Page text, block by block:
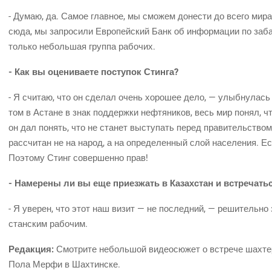
- Думаю, да. Самое глав­ное, мы смо­жем доне­сти до все­го
сюда, мы запро­си­ли Евро­пей­ский Банк об инфор­ма­ции по
толь­ко неболь­шая груп­па рабочих.
- Как вы оце­ни­ва­е­те посту­пок Стинга?
- Я счи­таю, что он сде­лал очень хоро­шее дело, —
том в Астане в знак под­держ­ки неф­тя­ни­ков, весь мир понял,
он дал понять, что не ста­нет высту­пать перед
рас­счи­тан не на народ, а на опре­де­лен­ный слой насе­ле­ния.
Поэто­му Стинг совер­шен­но прав!
- Наме­ре­ны ли вы еще при­ез­жать в Казах­стан и
- Я уве­рен, что этот наш визит — не послед­ний, —
стан­ским рабочим.
Редак­ция: Смот­ри­те неболь­шой видео­сю­жет о встре­че
Пола Мер­фи в Шахтинске.